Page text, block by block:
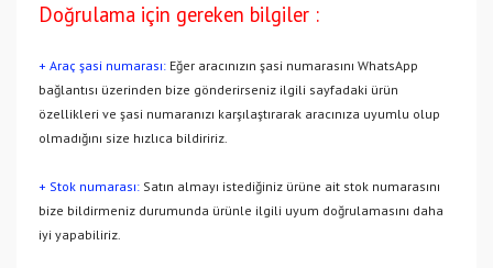
Doğrulama için gereken bilgiler :
+ Araç şasi numarası: Eğer aracınızın şasi numarasını WhatsApp
bağlantısı üzerinden bize gönderirseniz ilgili sayfadaki ürün
özellikleri ve şasi numaranızı karşılaştırarak aracınıza uyumlu olup
olmadığını size hızlıca bildiririz.
+ Stok numarası: Satın almayı istediğiniz ürüne ait stok numarasını
bize bildirmeniz durumunda ürünle ilgili uyum doğrulamasını daha
iyi yapabiliriz.